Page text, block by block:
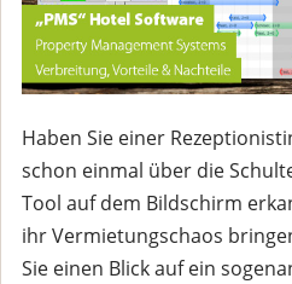
Haben Sie einer
schon einmal über die
Tool auf dem Bildschirm
ihr Vermietungschaos
Sie einen Blick auf ein